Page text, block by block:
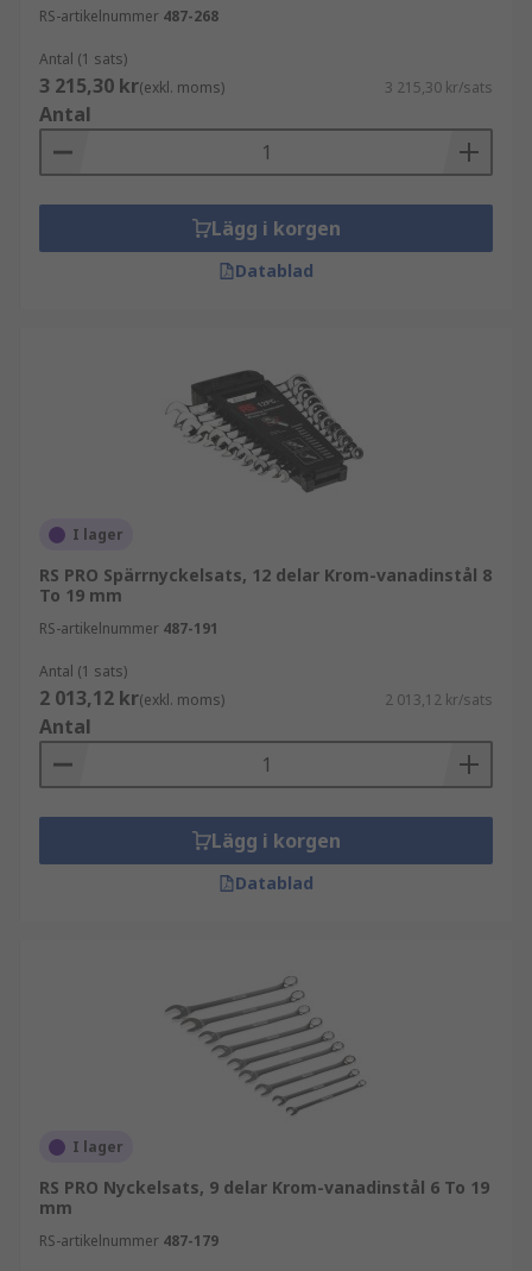
RS-artikelnummer 487-268
Antal (1 sats)
3 215,30 kr(exkl. moms) 3 215,30 kr/sats
Antal
Lägg i korgen
Datablad
I lager
RS PRO Spärrnyckelsats, 12 delar Krom-vanadinstål 8
To 19 mm
RS-artikelnummer 487-191
Antal (1 sats)
2 013,12 kr(exkl. moms) 2 013,12 kr/sats
Antal
Lägg i korgen
Datablad
I lager
RS PRO Nyckelsats, 9 delar Krom-vanadinstål 6 To 19
mm
RS-artikelnummer 487-179